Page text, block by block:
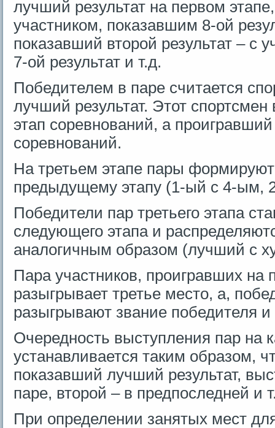
лучший результат на первом
участником, показавшим 8-ой
показавший второй результат – с
7-ой результат и т.д.
Победителем в паре считается
лучший результат. Этот
этап соревнований, а
соревнований.
На третьем этапе пары
предыдущему этапу (1-ый с 4-ым,
Победители пар третьего этапа
следующего этапа и
аналогичным образом (лучший с
Пара участников, проигравших на
разыгрывает третье место, а,
разыгрывают звание победителя и
Очередность выступления пар на
устанавливается таким образом,
показавший лучший результат,
паре, второй – в предпоследней и
При определении занятых мест